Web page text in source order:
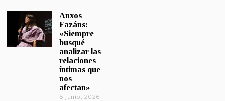
Anxos
Fazáns:
«Siempre
busqué
analizar las
relaciones
íntimas que
nos
afectan»
5 junio, 2026